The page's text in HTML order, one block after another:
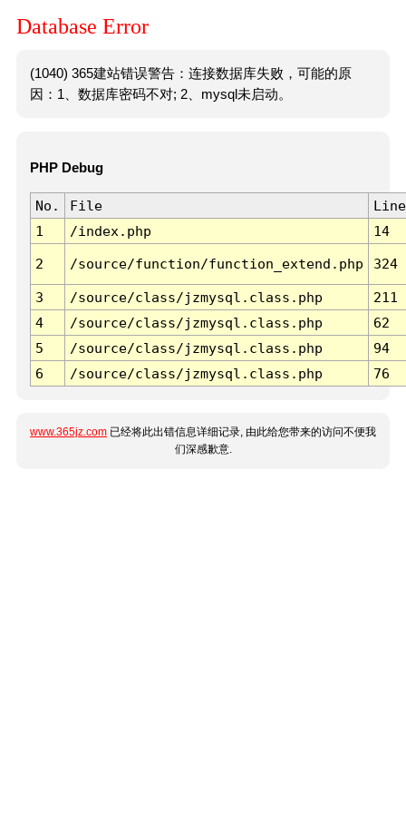
Database Error
(1040) 365建站错误警告：连接数据库失败，可能的原
因：1、数据库密码不对; 2、mysql未启动。
PHP Debug
No. File
Line
1
/index.php 14
2 /source/function/function_extend.php 324
3 /source/class/jzmysql.class.php
211
4
/source/class/jzmysql.class.php
62
5
/source/class/jzmysql.class.php
94
6
/source/class/jzmysql.class.php 76
www.365jz.com 已经将此出错信息详细记录, 由此给您带来的访问不便我
们深感歉意.